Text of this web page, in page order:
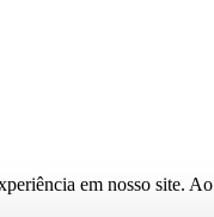
em nosso site.